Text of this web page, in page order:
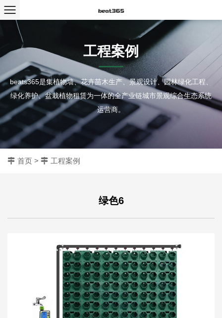
工程案例
beats365是集植物墙、花卉苗木生产、景观设计、园林绿化工程、
绿化养护、盆栽植物租赁为一体的全产业链城市景观综合生态系统
运营商。
首页 > 工程案例
绿色6